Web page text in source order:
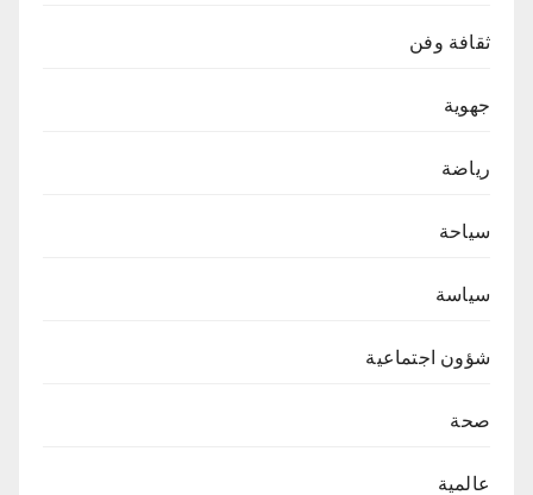
ثقافة وفن
جهوية
رياضة
سياحة
سياسة
شؤون اجتماعية
صحة
عالمية